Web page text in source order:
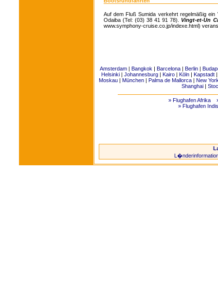
Auf dem Fluß Sumida verkehrt regelmäßig
Odaiba (Tel: (03) 38 41 91 78). Vingt-et-Un
www.symphony-cruise.co.jp/indexe.html)
Amsterdam| Bangkok | Barcelona| Berlin|
Helsinki | Johannesburg | Kairo | Köln | Kapstadt
Moskau| München| Palma de Mallorca| New
Shanghai|
» Flughafen Afrika
» Flughafen